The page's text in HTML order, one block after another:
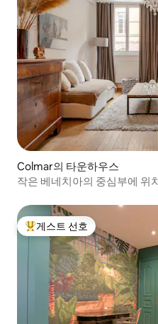
Colmar의 타운하우스
작은 베네치아의 중심부에 위
상위 게스트 선호
게스트 선호